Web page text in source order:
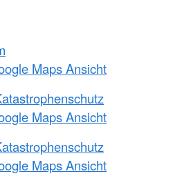
Maps Ansicht
Maps Ansicht
Maps Ansicht